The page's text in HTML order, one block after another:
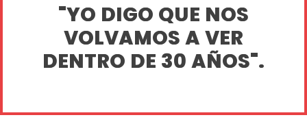
"YO DIGO QUE NOS
VOLVAMOS A VER
DENTRO DE 30 AÑOS".